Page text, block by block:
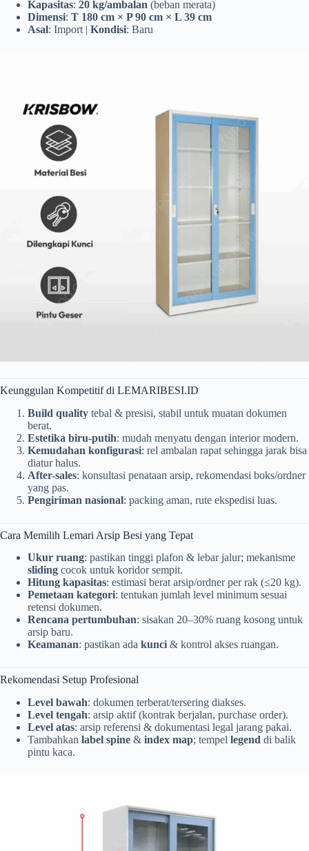
Kapasitas: 20 kg/ambalan (beban merata)
Dimensi: T 180 cm × P 90 cm × L 39 cm
Asal: Import | Kondisi: Baru
Keunggulan Kompetitif di LEMARIBESI.ID
Build quality tebal & presisi, stabil untuk muatan dokumen
berat.
Estetika biru-putih: mudah menyatu dengan interior modern.
Kemudahan konfigurasi: rel ambalan rapat sehingga jarak bisa
diatur halus.
After-sales: konsultasi penataan arsip, rekomendasi boks/ordner
yang pas.
Pengiriman nasional: packing aman, rute ekspedisi luas.
Cara Memilih Lemari Arsip Besi yang Tepat
Ukur ruang: pastikan tinggi plafon & lebar jalur; mekanisme
sliding cocok untuk koridor sempit.
Hitung kapasitas: estimasi berat arsip/ordner per rak (≤20 kg).
Pemetaan kategori: tentukan jumlah level minimum sesuai
retensi dokumen.
Rencana pertumbuhan: sisakan 20–30% ruang kosong untuk
arsip baru.
Keamanan: pastikan ada kunci & kontrol akses ruangan.
Rekomendasi Setup Profesional
Level bawah: dokumen terberat/tersering diakses.
Level tengah: arsip aktif (kontrak berjalan, purchase order).
Level atas: arsip referensi & dokumentasi legal jarang pakai.
Tambahkan label spine & index map; tempel legend di balik
pintu kaca.